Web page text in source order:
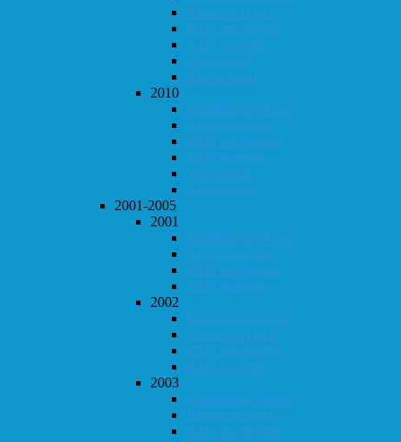
Høstturneringen
KM i hurtigsjakk
KM i lynsjakk
Vår-konrad
Høst-konrad
2010
Klubbmesterskapet
Høstturneringen
KM i hurtigsjakk
KM i lynsjakk
Vår-konrad
Høst-konrad
2001-2005
2001
Klubbmesterskapet
Høstturneringen
KM i hurtigsjakk
KM i lynsjakk
2002
Klubbmesterskapet
Høstturneringen
KM i hurtigsjakk
KM i lynsjakk
2003
Klubbmesterskapet
Høstturneringen
KM i hurtigsjakk